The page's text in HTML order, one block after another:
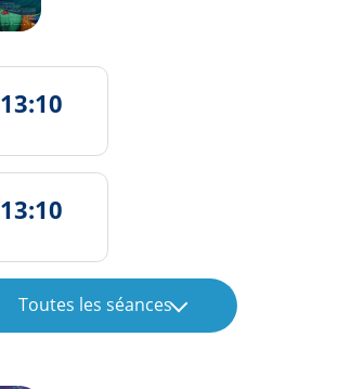
13:10
13:10
Toutes les séances